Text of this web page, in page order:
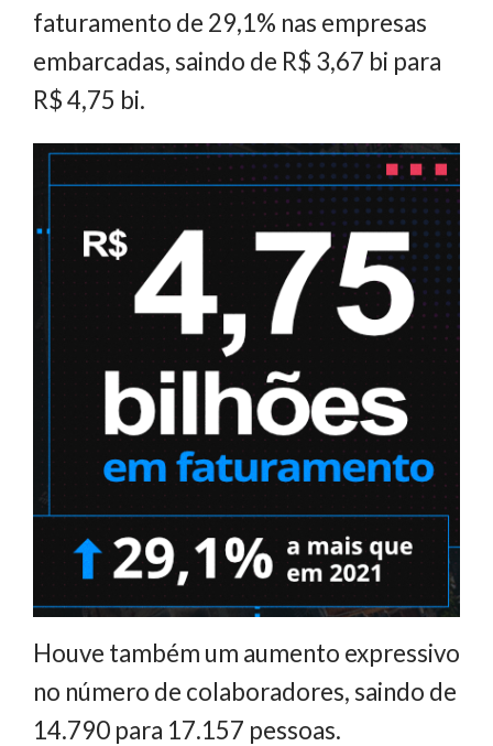
faturamento de 29,1% nas empresas
embarcadas, saindo de R$ 3,67 bi para
R$ 4,75 bi.
Houve também um aumento expressivo
no número de colaboradores, saindo de
14.790 para 17.157 pessoas.